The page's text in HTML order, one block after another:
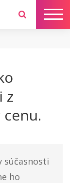
z
súčasnosti
ho